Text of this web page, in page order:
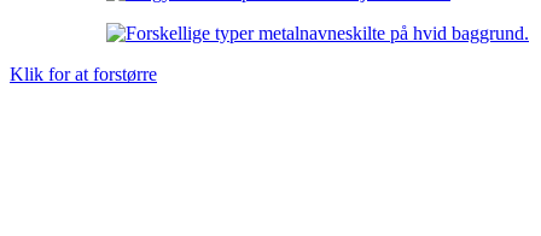
Klik for at forstørre